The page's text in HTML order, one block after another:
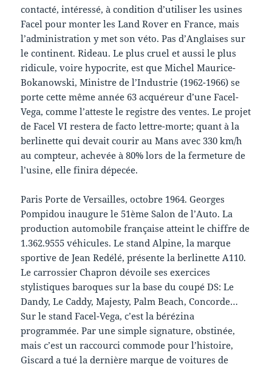
contacté, intéressé, à condition d’utiliser les usines
Facel pour monter les Land Rover en France, mais
l’administration y met son véto. Pas d’Anglaises sur
le continent. Rideau. Le plus cruel et aussi le plus
ridicule, voire hypocrite, est que Michel Maurice-
Bokanowski, Ministre de l’Industrie (1962-1966) se
porte cette même année 63 acquéreur d’une Facel-
Vega, comme l’atteste le registre des ventes. Le projet
de Facel VI restera de facto lettre-morte; quant à la
berlinette qui devait courir au Mans avec 330 km/h
au compteur, achevée à 80% lors de la fermeture de
l’usine, elle finira dépecée.
Paris Porte de Versailles, octobre 1964. Georges
Pompidou inaugure le 51ème Salon de l’Auto. La
production automobile française atteint le chiffre de
1.362.9555 véhicules. Le stand Alpine, la marque
sportive de Jean Redélé, présente la berlinette A110.
Le carrossier Chapron dévoile ses exercices
stylistiques baroques sur la base du coupé DS: Le
Dandy, Le Caddy, Majesty, Palm Beach, Concorde…
Sur le stand Facel-Vega, c’est la bérézina
programmée. Par une simple signature, obstinée,
mais c’est un raccourci commode pour l’histoire,
Giscard a tué la dernière marque de voitures de